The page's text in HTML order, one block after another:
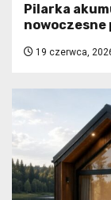
Pilarka
nowoczesne
19 czerwca,